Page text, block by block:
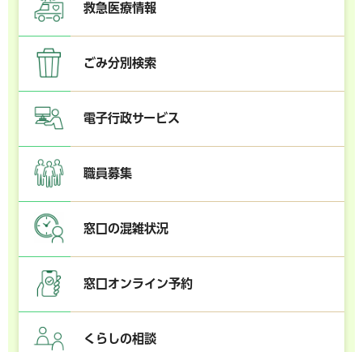
救急医療情報
ごみ分別検索
電子行政サービス
職員募集
窓口の混雑状況
窓口オンライン予約
くらしの相談